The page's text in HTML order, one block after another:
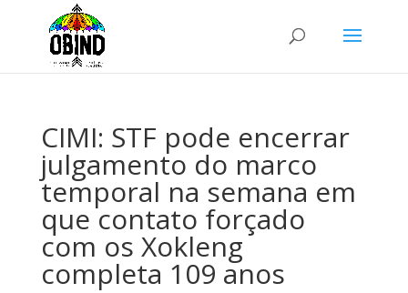
CIMI: STF pode encerrar
julgamento do marco
temporal na semana em
que contato forçado
com os Xokleng
completa 109 anos